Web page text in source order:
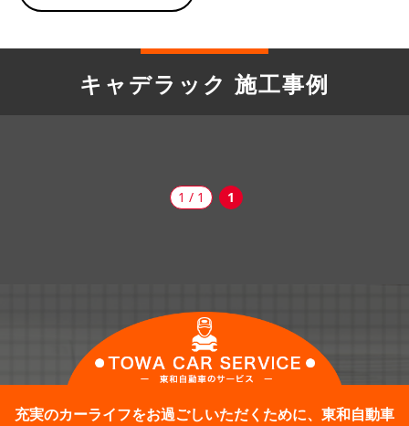
キャデラック 施工事例
1 / 1 1
充実のカーライフをお過ごしいただくために、東和自動車